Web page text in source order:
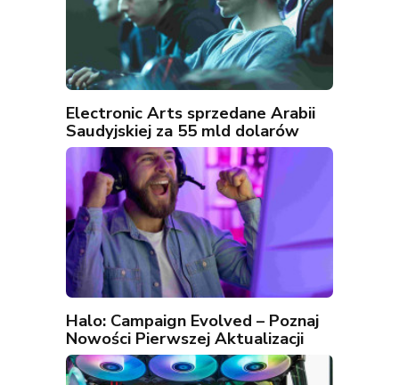
Electronic Arts sprzedane Arabii
Saudyjskiej za 55 mld dolarów
Halo: Campaign Evolved – Poznaj
Nowości Pierwszej Aktualizacji